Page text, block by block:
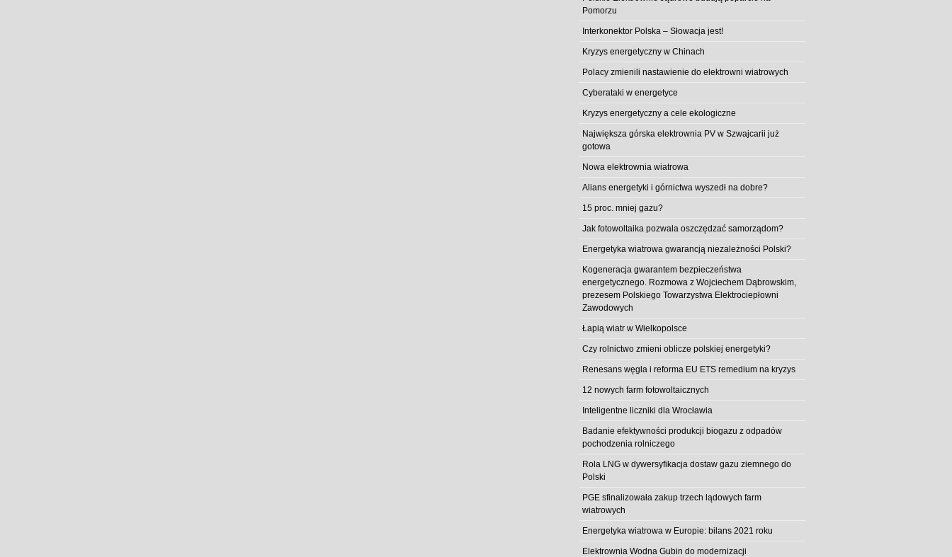
Pomorzu
Interkonektor Polska – Słowacja jest!
Kryzys energetyczny w Chinach
Polacy zmienili nastawienie do elektrowni wiatrowych
Cyberataki w energetyce
Kryzys energetyczny a cele ekologiczne
Największa górska elektrownia PV w Szwajcarii już
gotowa
Nowa elektrownia wiatrowa
Alians energetyki i górnictwa wyszedł na dobre?
15 proc. mniej gazu?
Jak fotowoltaika pozwala oszczędzać samorządom?
Energetyka wiatrowa gwarancją niezależności Polski?
Kogeneracja gwarantem bezpieczeństwa
energetycznego. Rozmowa z Wojciechem Dąbrowskim,
prezesem Polskiego Towarzystwa Elektrociepłowni
Zawodowych
Łapią wiatr w Wielkopolsce
Czy rolnictwo zmieni oblicze polskiej energetyki?
Renesans węgla i reforma EU ETS remedium na kryzys
12 nowych farm fotowoltaicznych
Inteligentne liczniki dla Wrocławia
Badanie efektywności produkcji biogazu z odpadów
pochodzenia rolniczego
Rola LNG w dywersyfikacja dostaw gazu ziemnego do
Polski
PGE sfinalizowała zakup trzech lądowych farm
wiatrowych
Energetyka wiatrowa w Europie: bilans 2021 roku
Elektrownia Wodna Gubin do modernizacji